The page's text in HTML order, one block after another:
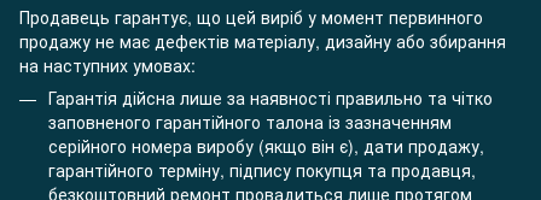
Продавець гарантує, що цей виріб у момент первинного
продажу не має дефектів матеріалу, дизайну або збирання
на наступних умовах:
Гарантія дійсна лише за наявності правильно та чітко
заповненого гарантійного талона із зазначенням
серійного номера виробу (якщо він є), дати продажу,
гарантійного терміну, підпису покупця та продавця,
безкоштовний ремонт провадиться лише протягом